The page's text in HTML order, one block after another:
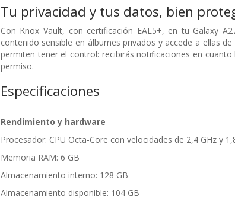
Tu privacidad y tus datos, bien
Con Knox Vault, con certificación EAL5+, en tu Galaxy
contenido sensible en álbumes privados y accede a ellas
permiten tener el control: recibirás notificaciones en
permiso.
Especificaciones
Rendimiento y hardware
Procesador: CPU Octa-Core con velocidades de 2,4 GHz y
Memoria RAM: 6 GB
Almacenamiento interno: 128 GB
Almacenamiento disponible: 104 GB